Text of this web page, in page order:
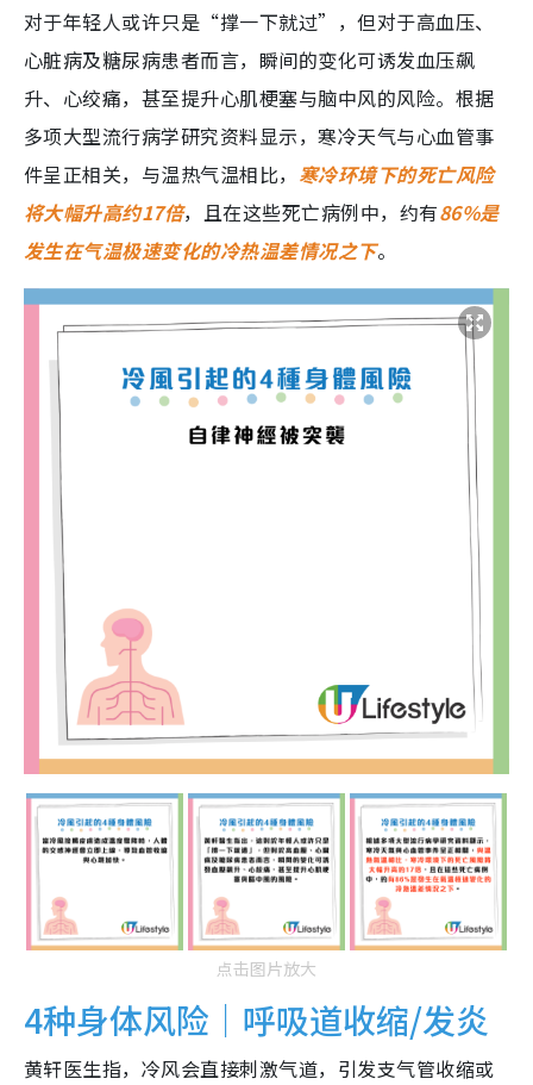
对于年轻人或许只是“撑一下就过”，但对于高血压、
心脏病及糖尿病患者而言，瞬间的变化可诱发血压飙
升、心绞痛，甚至提升心肌梗塞与脑中风的风险。根据
多项大型流行病学研究资料显示，寒冷天气与心血管事
件呈正相关，与温热气温相比， 寒冷环境下的死亡风险
将大幅升高约17倍，且在这些死亡病例中，约有86%是
发生在气温极速变化的冷热温差情况之下。
点击图片放大
4种身体风险｜呼吸道收缩/发炎
黄轩医生指，冷风会直接刺激气道，引发支气管收缩或